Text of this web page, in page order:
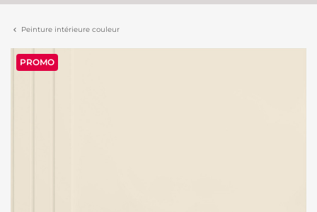
Peinture intérieure couleur
PROMO